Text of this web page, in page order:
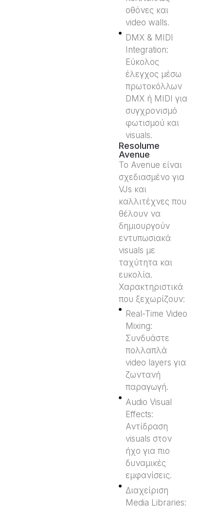
οθόνες και
video walls.
DMX & MIDI
Integration:
Εύκολος
έλεγχος μέσω
πρωτοκόλλων
DMX ή MIDI για
συγχρονισμό
φωτισμού και
visuals.
Resolume
Avenue
Το Avenue είναι
σχεδιασμένο για
VJs και
καλλιτέχνες που
θέλουν να
δημιουργούν
εντυπωσιακά
visuals με
ταχύτητα και
ευκολία.
Χαρακτηριστικά
που ξεχωρίζουν:
Real-Time Video
Mixing:
Συνδυάστε
πολλαπλά
video layers για
ζωντανή
παραγωγή.
Audio Visual
Effects:
Αντίδραση
visuals στον
ήχο για πιο
δυναμικές
εμφανίσεις.
Διαχείριση
Media Libraries: